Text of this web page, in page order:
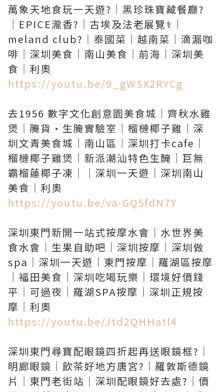
萬象天地食玩一天遊?｜黑珍珠寶藏餐廳?
｜EPICE瀧香?｜古埃及法老展覽⚕️｜
meland club?｜泰國菜｜越南菜｜滴漏咖
啡｜深圳美食｜南山美食｜前海｜深圳美
https://youtu.be/9_gWSX2RYCg
去1956 數字文化創意園美食城｜齊秋水雞
煲｜腌貨·生腌實驗室｜榴槤椰子雞｜深
圳文青美食城｜南山區｜深圳打卡cafe｜
榴槤椰子雞煲｜新派潮汕特色生醃｜巨無
霸榴蓮椰子凍｜｜深圳一天遊｜深圳南山
https://youtu.be/va-GQ5fdN7Y
深圳東門新開一站式按摩水會｜水世界美
食水會｜生果自助吧｜深圳按摩｜深圳做
spa｜深圳一天遊｜東門按摩｜羅湖區按摩
｜福田美食｜深圳吃喝玩樂｜環境好價錢
平｜可過夜｜羅湖SPA按摩｜深圳正規按
https://youtu.be/Jtd2QHHatl4
深圳東門尋寶配眼鏡四折起再送眼鏡框?｜
明廊眼鏡｜飲茶好地方唐宮?｜羅敦斯德鏡
片｜東門老街站｜深圳配眼鏡好去處?｜價